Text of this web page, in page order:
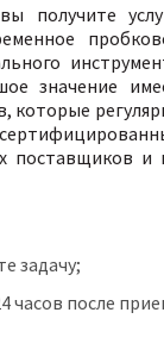
получите
значение
которые
поставщиков и
задачу;
часов после